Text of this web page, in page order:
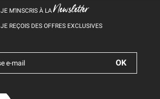
JE M’INSCRIS À LANewsletter
JE REÇOIS DES OFFRES EXCLUSIVES